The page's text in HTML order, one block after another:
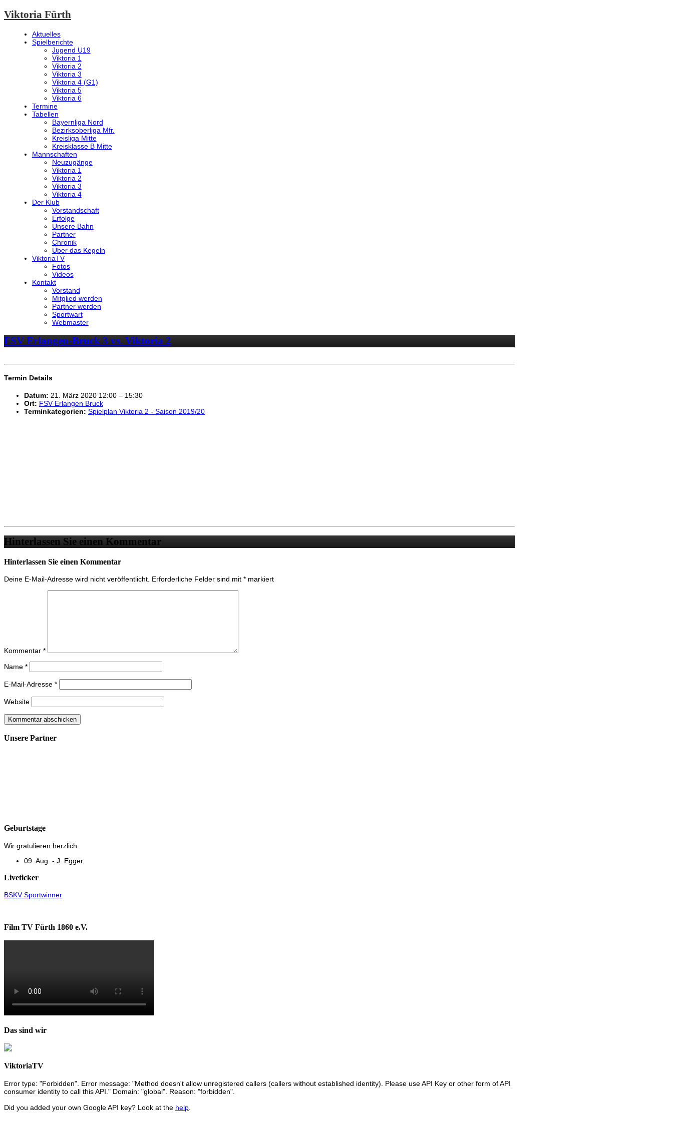
Viktoria Fürth
Aktuelles
Spielberichte
Jugend U19
Viktoria 1
Viktoria 2
Viktoria 3
Viktoria 4 (G1)
Viktoria 5
Viktoria 6
Termine
Tabellen
Bayernliga Nord
Bezirksoberliga Mfr.
Kreisliga Mitte
Kreisklasse B Mitte
Mannschaften
Neuzugänge
Viktoria 1
Viktoria 2
Viktoria 3
Viktoria 4
Der Klub
Vorstandschaft
Erfolge
Unsere Bahn
Partner
Chronik
Über das Kegeln
ViktoriaTV
Fotos
Videos
Kontakt
Vorstand
Mitglied werden
Partner werden
Sportwart
Webmaster
FSV Erlangen-Bruck 3 vs. Viktoria 2
Termin Details
Datum: 21. März 2020 12:00 – 15:30
Ort: FSV Erlangen Bruck
Terminkategorien: Spielplan Viktoria 2 - Saison 2019/20
Hinterlassen Sie einen Kommentar
Hinterlassen Sie einen Kommentar
Deine E-Mail-Adresse wird nicht veröffentlicht. Erforderliche Felder sind mit * markiert
Kommentar *
Name *
E-Mail-Adresse *
Website
Unsere Partner
Geburtstage
Wir gratulieren herzlich:
09. Aug. - J. Egger
Liveticker
BSKV Sportwinner
Film TV Fürth 1860 e.V.
Das sind wir
ViktoriaTV
Error type: "Forbidden". Error message: "Method doesn't allow unregistered callers (callers without established identity). Please use API Key or other form of API
consumer identity to call this API." Domain: "global". Reason: "forbidden".
Did you added your own Google API key? Look at the help